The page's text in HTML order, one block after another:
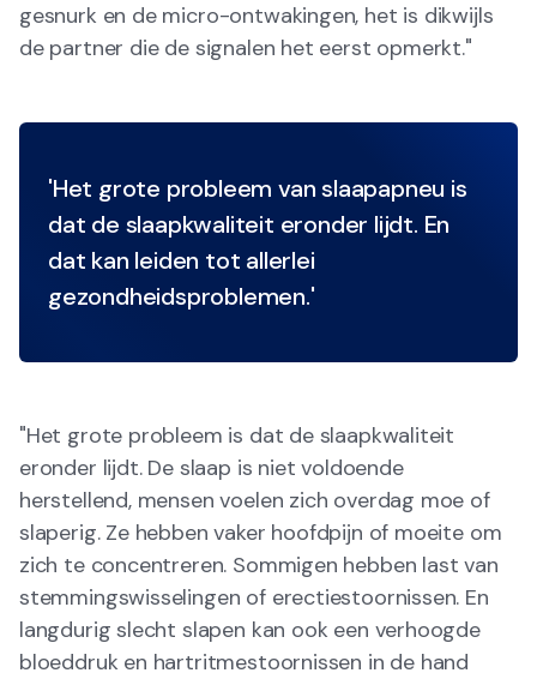
gesnurk en de micro-ontwakingen, het is dikwijls
de partner die de signalen het eerst opmerkt."
'Het grote probleem van slaapapneu is
dat de slaapkwaliteit eronder lijdt. En
dat kan leiden tot allerlei
gezondheidsproblemen.'
"Het grote probleem is dat de slaapkwaliteit
eronder lijdt. De slaap is niet voldoende
herstellend, mensen voelen zich overdag moe of
slaperig. Ze hebben vaker hoofdpijn of moeite om
zich te concentreren. Sommigen hebben last van
stemmingswisselingen of erectiestoornissen. En
langdurig slecht slapen kan ook een verhoogde
bloeddruk en hartritmestoornissen in de hand